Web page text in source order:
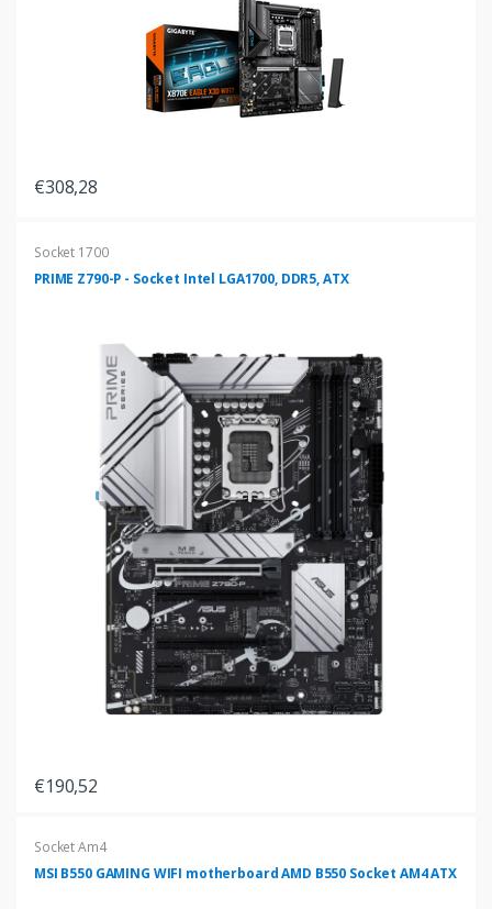
€308,28
Socket 1700
PRIME Z790-P - Socket Intel LGA1700, DDR5, ATX
€190,52
Socket Am4
MSI B550 GAMING WIFI motherboard AMD B550 Socket AM4 ATX